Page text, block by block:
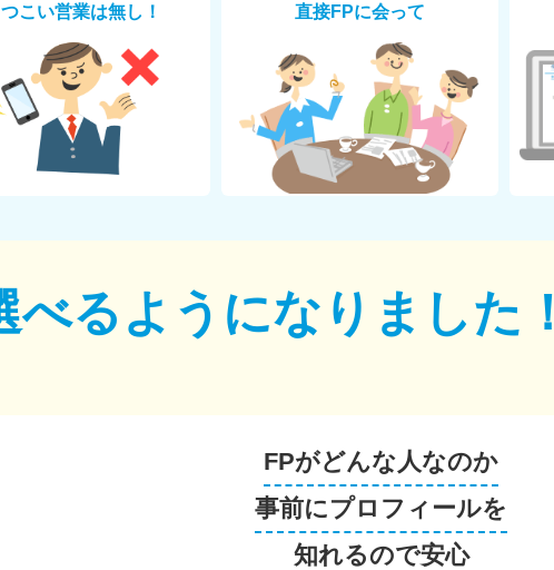
つこい営業は無し！
直接FPに会って
べるようになりました！
FPがどんな人なのか
事前にプロフィールを
知れるので安心